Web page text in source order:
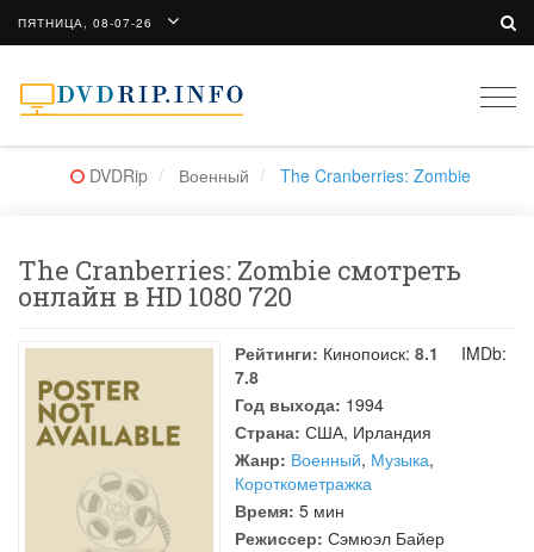
ПЯТНИЦА, 08-07-26
DVDRip Военный The Cranberries: Zombie
The Cranberries: Zombie смотреть
онлайн в HD 1080 720
Рейтинги: Кинопоиск: 8.1
IMDb:
7.8
Год выхода: 1994
Страна: США, Ирландия
Жанр: Военный, Музыка,
Короткометражка
Время: 5 мин
Режиссер: Сэмюэл Байер